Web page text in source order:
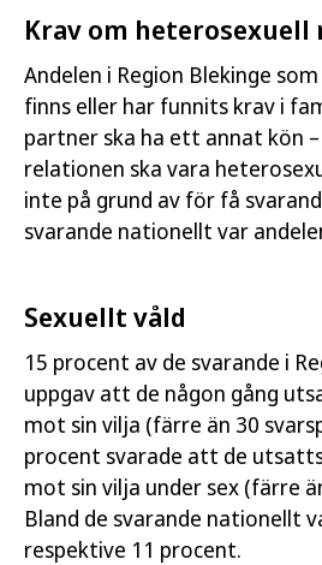
Krav om heterosexuell
Andelen i Region Blekinge
finns eller har funnits krav i
partner ska ha ett annat kön
relationen ska vara
inte på grund av för få
svarande nationellt var
Sexuellt våld
15 procent av de svarande i
uppgav att de någon gång
mot sin vilja (färre än 30
procent svarade att de
mot sin vilja under sex (färre
Bland de svarande nationellt
respektive 11 procent.